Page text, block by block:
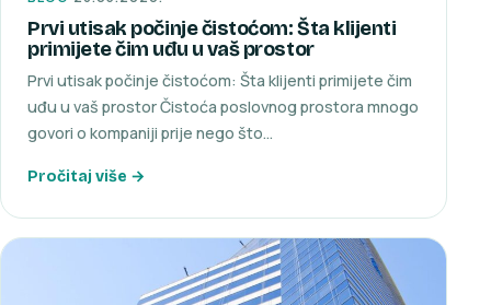
Prvi utisak počinje čistoćom: Šta klijenti
primijete čim uđu u vaš prostor
Prvi utisak počinje čistoćom: Šta klijenti primijete čim
uđu u vaš prostor Čistoća poslovnog prostora mnogo
govori o kompaniji prije nego što…
Pročitaj više →